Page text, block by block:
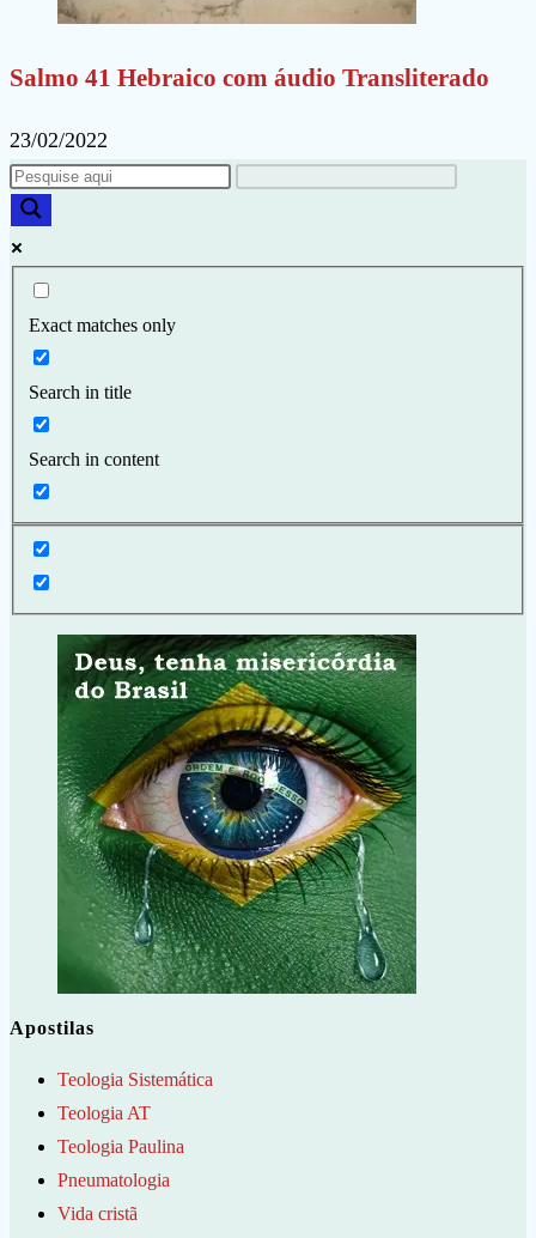
Salmo 41 Hebraico com áudio Transliterado
23/02/2022
Exact matches only
Search in title
Search in content
Apostilas
Teologia Sistemática
Teologia AT
Teologia Paulina
Pneumatologia
Vida cristã